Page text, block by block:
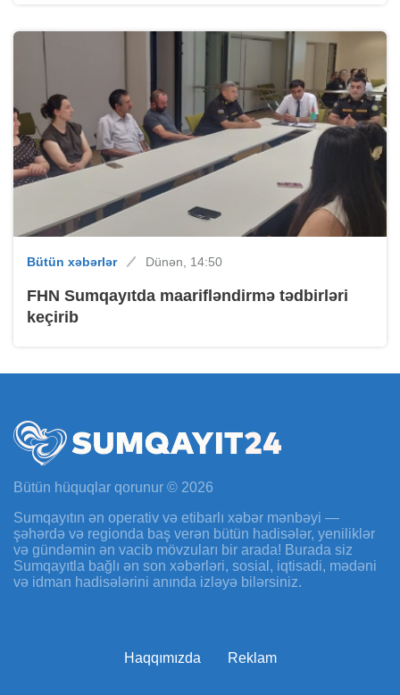
Bütün xəbərlər Dünən, 14:50
FHN Sumqayıtda maarifləndirmə tədbirləri
keçirib
Bütün hüquqlar qorunur © 2026
Sumqayıtın ən operativ və etibarlı xəbər mənbəyi —
şəhərdə və regionda baş verən bütün hadisələr, yeniliklər
və gündəmin ən vacib mövzuları bir arada! Burada siz
Sumqayıtla bağlı ən son xəbərləri, sosial, iqtisadi, mədəni
və idman hadisələrini anında izləyə bilərsiniz.
Haqqımızda Reklam